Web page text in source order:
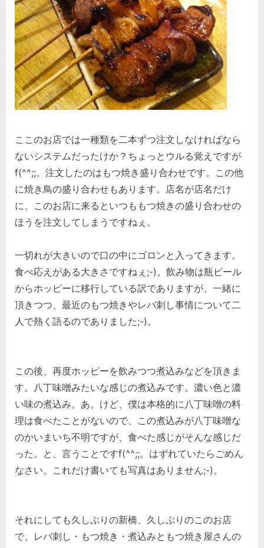
ここのお店では一種類を二本ずつ注文しなければなら
ないシステムだったけか？ちょっとウルる覚えですが
f(^^;;。注文したのはもつ焼き盛り合わせです。この他
に焼き鳥の盛り合わせもあります。店名が店名だけ
に、このお店に来るといつももつ焼きの盛り合わせの
ほうを注文してしまうですねぇ。
一切れが大きいので口の中にゴロンと入ってきます。
食べ応えがある大きさですねぇ;-)。飲み物は瓶ビール
からホッピーに移行している訳でありますが、一緒に
頂きつつ、最近のもつ焼きやレバ刺し事情について二
人で熱く語るのでありました;-)。
この後、再度ホッピーを飲みつつ煮込みなどを頂きま
す。八丁味噌みたいな感じの煮込みです。濃い色と濃
い味の煮込み。あ。けど、僕は本格的に八丁味噌の料
理は食べたことがないので、この煮込みが八丁味噌な
のかいまいち不明ですが、食べた感じがそんな感じだ
った。と、言うことですf(^^;;。はずれていたらごめん
なさい。これだけ書いても写真はありません;-)。
それにしても久しぶりの新橋、久しぶりのこのお店
で、レバ刺し・もつ焼き・煮込みともつ焼き屋さんの